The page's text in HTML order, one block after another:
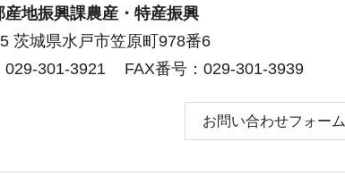
産地振興課農産・特産振興
茨城県水戸市笠原町978番6
029-301-3921
FAX番号：029-301-3939
お問い合わせフォーム